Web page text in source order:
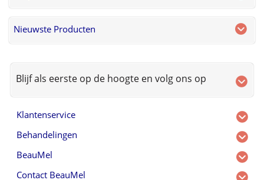
Nieuwste Producten
Blijf als eerste op de hoogte en volg ons op
Klantenservice
Behandelingen
BeauMel
Contact BeauMel